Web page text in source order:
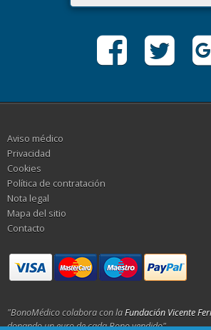
Aviso médico
Privacidad
Cookies
Política de contratación
Nota legal
Mapa del sitio
Contacto
"BonoMédico colabora con laFundación Vicente
donando un euro de cada Bono vendido"